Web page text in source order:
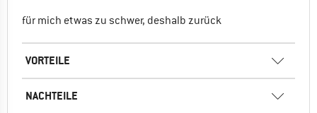
für mich etwas zu schwer, deshalb zurück
VORTEILE
NACHTEILE